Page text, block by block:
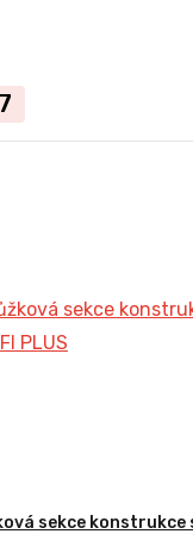
7
sekce konstrukce